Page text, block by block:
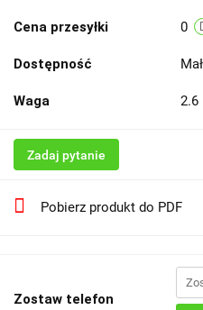
Cena przesyłki 0
Dostępność
Waga 2.6
Zadaj pytanie
Pobierz produkt do PDF
Zostaw telefon